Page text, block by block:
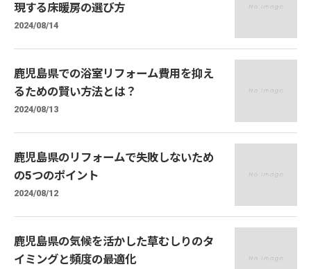
現する床暖房の選び方
2024/08/14
鹿児島県での浴室リフォーム費用を抑え
るための賢い方法とは？
2024/08/13
鹿児島県のリフォームで失敗しないため
の5つのポイント
2024/08/12
鹿児島県の気候を活かした草むしりのタ
イミングと頻度の最適化